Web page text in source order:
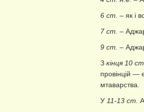
6 ст. – як і
7 ст. –
9 ст. –
З кінця 10 ст.
провінцій —
мтаварства.
У 11-13 ст.